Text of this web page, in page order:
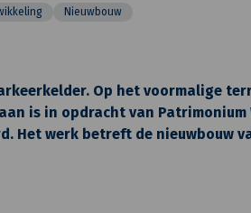
Nieuwbouw
Op het voormalige
is in opdracht van
Het werk betreft de nieuwbouw